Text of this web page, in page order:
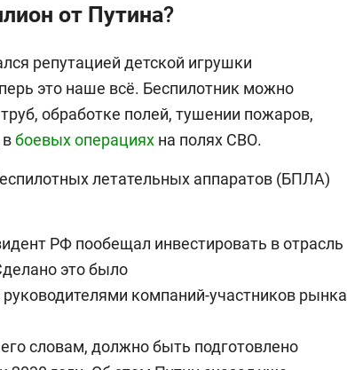
от Путина?
репутацией детской игрушки
это наше всё. Беспилотник можно
обработке полей, тушении пожаров,
боевых операциях на полях СВО.
летательных аппаратов (БПЛА)
РФ пообещал инвестировать в отрасль
это было
руководителями компаний-участников рынка
словам, должно быть подготовлено